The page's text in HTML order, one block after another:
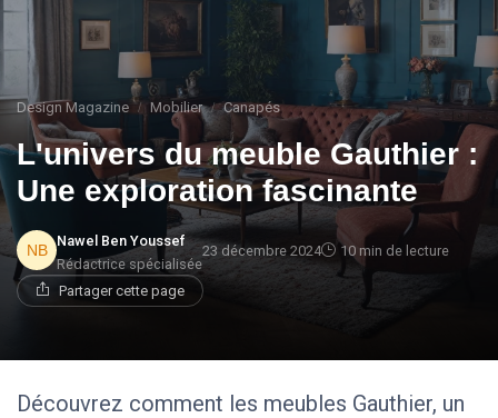
Design Magazine Mobilier Canapés
L'univers du meuble Gauthier :
Une exploration fascinante
Nawel Ben Youssef
Rédactrice spécialisée
23 décembre 2024 10 min de lecture
Partager cette page
Découvrez comment les meubles Gauthier, un